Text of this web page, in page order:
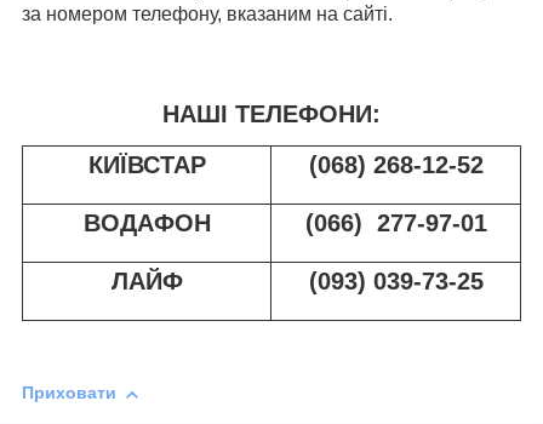
за номером телефону, вказаним на сайті.
НАШІ ТЕЛЕФОНИ:
КИЇВСТАР
(068) 268-12-52
ВОДАФОН (066) 277-97-01
ЛАЙФ (093) 039-73-25
Приховати